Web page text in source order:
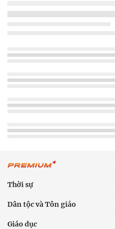
Thời sự
Dân tộc và Tôn giáo
Giáo dục